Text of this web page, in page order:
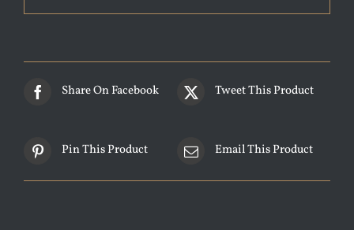
Share On Facebook Tweet This Product
Pin This Product Email This Product